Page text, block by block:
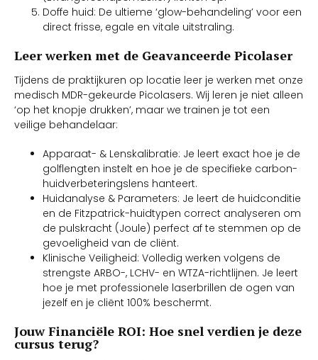
Doffe huid: De ultieme ‘glow-behandeling’ voor een
direct frisse, egale en vitale uitstraling.
Leer werken met de Geavanceerde Picolaser
Tijdens de praktijkuren op locatie leer je werken met onze
medisch MDR-gekeurde Picolasers. Wij leren je niet alleen
‘op het knopje drukken’, maar we trainen je tot een
veilige behandelaar:
Apparaat- & Lenskalibratie: Je leert exact hoe je de
golflengten instelt en hoe je de specifieke carbon-
huidverbeteringslens hanteert.
Huidanalyse & Parameters: Je leert de huidconditie
en de Fitzpatrick-huidtypen correct analyseren om
de pulskracht (Joule) perfect af te stemmen op de
gevoeligheid van de cliënt.
Klinische Veiligheid: Volledig werken volgens de
strengste ARBO-, LCHV- en WTZA-richtlijnen. Je leert
hoe je met professionele laserbrillen de ogen van
jezelf en je cliënt 100% beschermt.
Jouw Financiële ROI: Hoe snel verdien je deze
cursus terug?